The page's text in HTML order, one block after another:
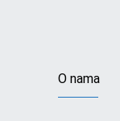
O nama